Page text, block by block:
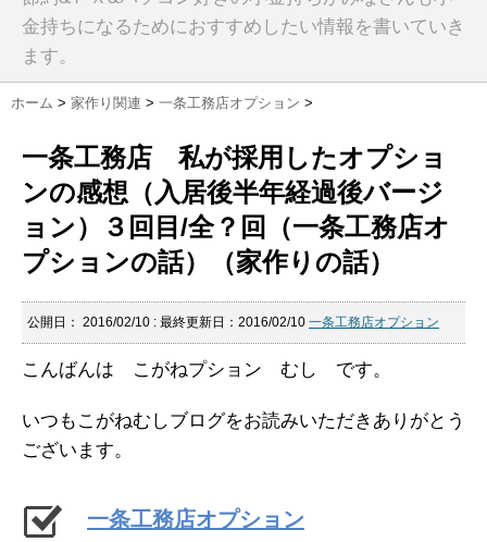
金持ちになるためにおすすめしたい情報を書いていき
ます。
ホーム > 家作り関連 > 一条工務店オプション >
一条工務店 私が採用したオプショ
ンの感想（入居後半年経過後バージ
ョン）３回目/全？回（一条工務店オ
プションの話）（家作りの話）
公開日： 2016/02/10 : 最終更新日：2016/02/10 一条工務店オプション
こんばんは こがねプション むし です。
いつもこがねむしブログをお読みいただきありがとう
ございます。
一条工務店オプション